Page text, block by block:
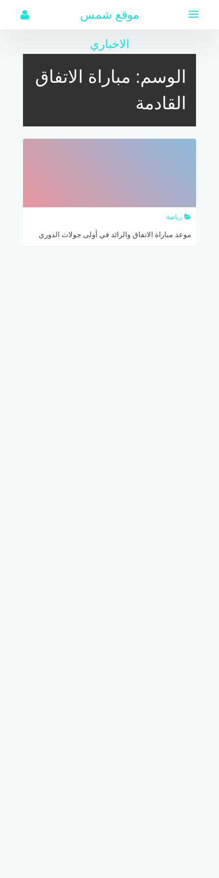
موقع شمس
الاخباري
الوسم: مباراة الاتفاق
القادمة
رياضة
موعد مباراة الاتفاق والرائد في أولى جولات الدوري